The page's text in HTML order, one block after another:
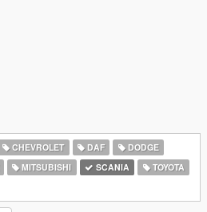
CHEVROLET DAF
DODGE
MITSUBISHI SCANIA
TOYOTA